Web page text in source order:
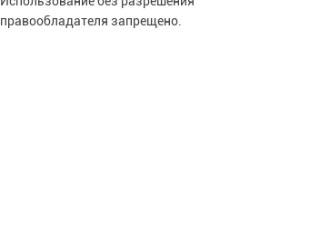
правообладателя запрещено.